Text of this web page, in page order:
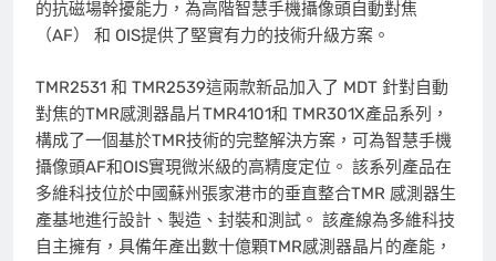
的抗磁場幹擾能力，為高階智慧手機攝像頭自動對焦
（AF） 和 OIS提供了堅實有力的技術升級方案。
TMR2531 和 TMR2539這兩款新品加入了 MDT 針對自動
對焦的TMR感測器晶片TMR4101和 TMR301X產品系列，
構成了一個基於TMR技術的完整解決方案，可為智慧手機
攝像頭AF和OIS實現微米級的高精度定位。 該系列產品在
多維科技位於中國蘇州張家港市的垂直整合TMR 感測器生
產基地進行設計、製造、封裝和測試。 該產線為多維科技
自主擁有，具備年產出數十億顆TMR感測器晶片的產能，